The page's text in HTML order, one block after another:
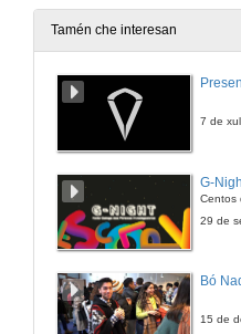
17 de
Tamén che interesan
7 de
29 de
15 de